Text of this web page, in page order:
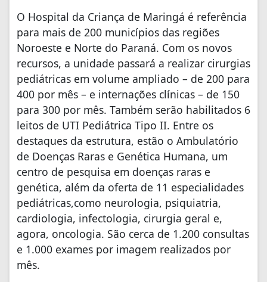
O Hospital da Criança de Maringá é referência
para mais de 200 municípios das regiões
Noroeste e Norte do Paraná. Com os novos
recursos, a unidade passará a realizar cirurgias
pediátricas em volume ampliado – de 200 para
400 por mês – e internações clínicas – de 150
para 300 por mês. Também serão habilitados 6
leitos de UTI Pediátrica Tipo II. Entre os
destaques da estrutura, estão o Ambulatório
de Doenças Raras e Genética Humana, um
centro de pesquisa em doenças raras e
genética, além da oferta de 11 especialidades
pediátricas,como neurologia, psiquiatria,
cardiologia, infectologia, cirurgia geral e,
agora, oncologia. São cerca de 1.200 consultas
e 1.000 exames por imagem realizados por
mês.